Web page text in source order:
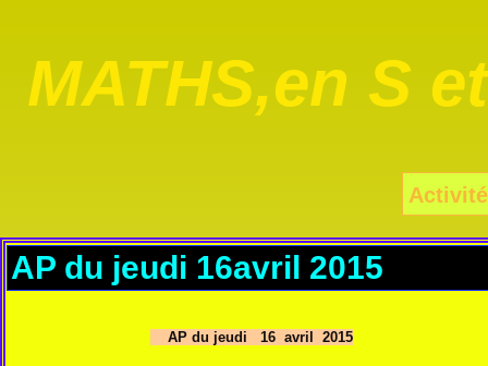
MATHS,en S
Activité
AP du jeudi 16avril 2015
AP du jeudi 16 avril 2015